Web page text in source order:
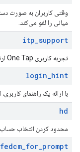
میانی را لغو می‌کند.
itp_support
تجربه کاربری One Tap ارتقا یافته را در مرورگرهای ITP فعال می‌کند.
login_hint
با ارائه یک راهنمای
hd
محدود کردن انتخاب حساب
fedcm_for_prompt